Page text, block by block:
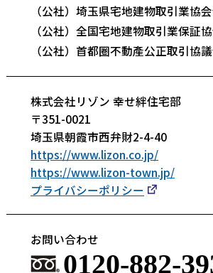
（公社）埼玉県宅地建物取引業協
（公社）全国宅地建物取引業保証
（公社）首都圈不動產公正取引協
株式会社リゾン 幸せ絆住宅部
〒351-0021
埼玉県朝霞市西弁財2-4-40
https://www.lizon.co.jp/
https://www.lizon-town.jp/
プライバシーポリシー
お問い合わせ
0120-882-